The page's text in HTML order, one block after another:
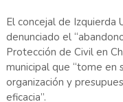
El concejal de Izquierda
denunciado el
Protección de Civil en
municipal que “tome
organización y
eficacia”.